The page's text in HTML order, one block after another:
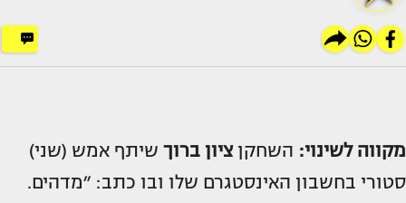
מקווה לשינוי: השחקןציון ברוך שיתף אמש (שני)
סטורי בחשבון האינסטגרם שלו ובו כתב: ״מדהים.